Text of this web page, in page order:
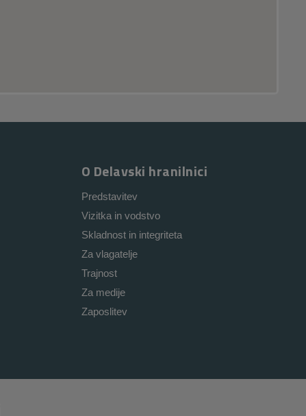
O Delavski hranilnici
Predstavitev
Vizitka in vodstvo
Skladnost in integriteta
Za vlagatelje
Trajnost
Za medije
Zaposlitev